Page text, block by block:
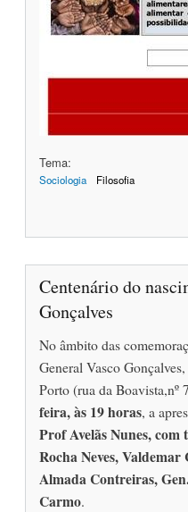
Tema:
Sociologia Filosofia
Centenário do
Gonçalves
No âmbito das
General Vasco
Porto (rua da Boavista,nº
feira, às 19 horas, a
Prof Avelãs Nunes,
Rocha Neves,
Almada Contreiras,
Carmo.